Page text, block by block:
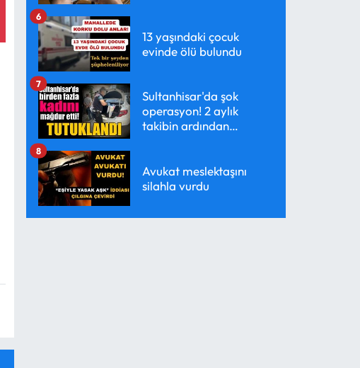
13 yaşındaki çocuk
evinde ölü bulundu
6
Sultanhisar'da şok
operasyon! 2 aylık
takibin ardından
7
Avukat meslektaşını
silahla vurdu
8